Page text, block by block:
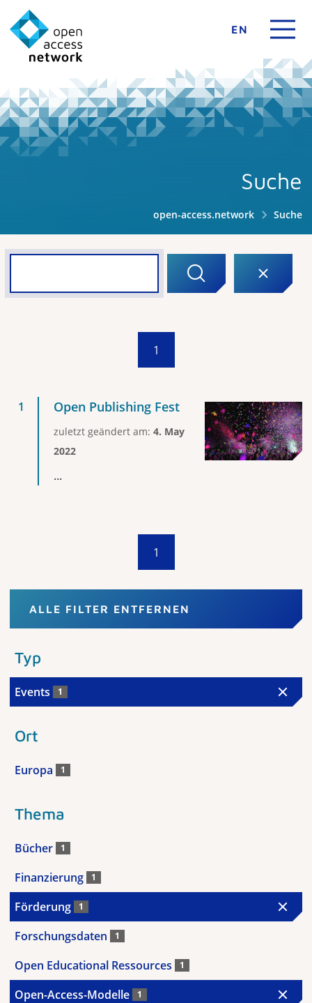
EN
Suche
open-access.network Suche
1
Open Publishing Fest
zuletzt geändert am: 4. May
2022
...
1
ALLE FILTER ENTFERNEN
Typ
Events 1
Ort
Europa 1
Thema
Bücher 1
Finanzierung 1
Förderung 1
Forschungsdaten 1
Open Educational Ressources 1
Open-Access-Modelle 1